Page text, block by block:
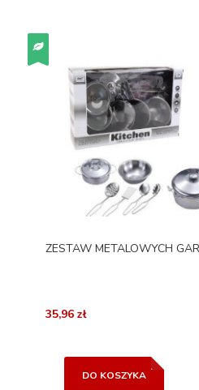
ZESTAW METALOWYCH
35,96 zł
DO KOSZYKA